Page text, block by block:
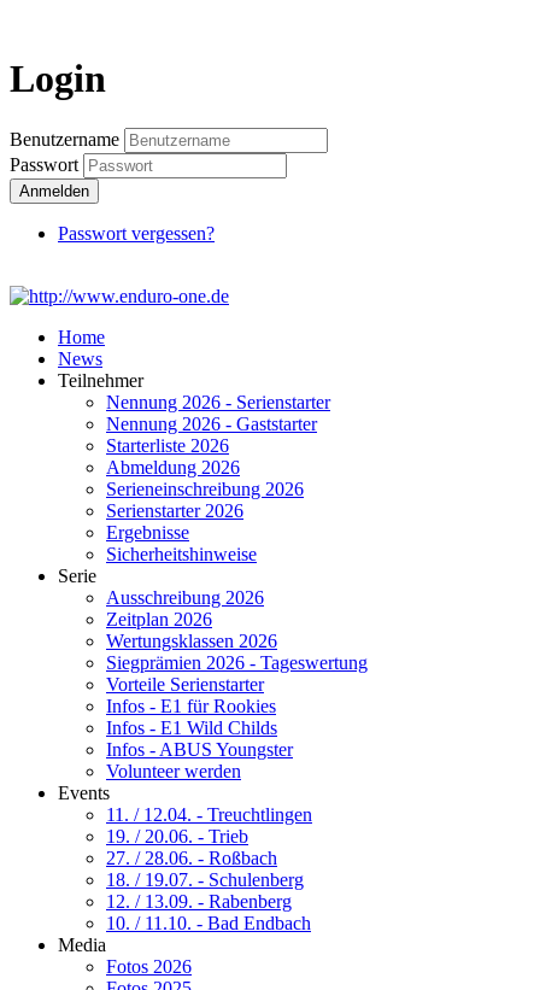
Login
Benutzername
Passwort
Anmelden
Passwort vergessen?
Home
News
Teilnehmer
Nennung 2026 - Serienstarter
Nennung 2026 - Gaststarter
Starterliste 2026
Abmeldung 2026
Serieneinschreibung 2026
Serienstarter 2026
Ergebnisse
Sicherheitshinweise
Serie
Ausschreibung 2026
Zeitplan 2026
Wertungsklassen 2026
Siegprämien 2026 - Tageswertung
Vorteile Serienstarter
Infos - E1 für Rookies
Infos - E1 Wild Childs
Infos - ABUS Youngster
Volunteer werden
Events
11. / 12.04. - Treuchtlingen
19. / 20.06. - Trieb
27. / 28.06. - Roßbach
18. / 19.07. - Schulenberg
12. / 13.09. - Rabenberg
10. / 11.10. - Bad Endbach
Media
Fotos 2026